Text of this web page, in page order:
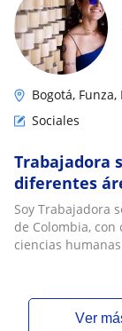
Bogotá,
Sociales
Trabajadora
diferentes
sociales,
Soy Trabajadora
de Colombia,
ciencias
ver